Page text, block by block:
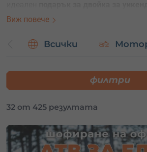
Ето някои от тях:
каране на АТВ, БЪГИ, моторни
разнообразие от офроуд сафарита
каякинг в Гърция и България
Ето няколко идеи за романтичен
полет с балон
разходка с яхта през деня или по
разходка с моторна лодка
Виж повече
Всички
филтри
32 от 425 резултата